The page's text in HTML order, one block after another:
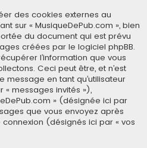
des cookies externes au
sur « MusiqueDePub.com », bien
du document qui est prévu
créées par le logiciel phpBB.
l’information que vous
Ceci peut être, et n’est
message en tant qu’utilisateur
messages invités »),
» (désignée ici par
que vous envoyez après
connexion (désignés ici par « vos